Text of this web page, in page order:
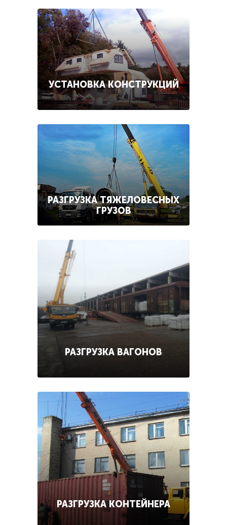
УСТАНОВКА КОНСТРУКЦИЙ
РАЗГРУЗКА ТЯЖЕЛОВЕСНЫХ
ГРУЗОВ
РАЗГРУЗКА ВАГОНОВ
РАЗГРУЗКА КОНТЕЙНЕРА